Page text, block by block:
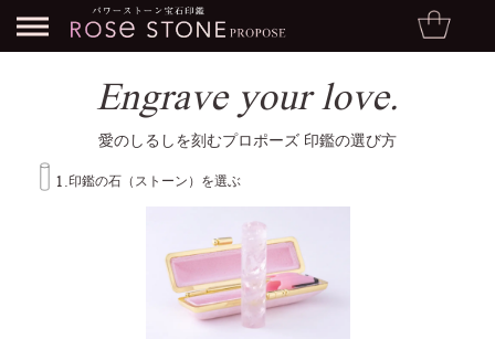
Engrave your love.
愛のしるしを刻むプロポーズ 印鑑の選び方
1. 印鑑の石（ストーン）を選ぶ